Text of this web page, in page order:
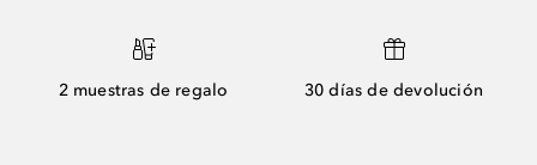
2 muestras de regalo 30 días de devolución